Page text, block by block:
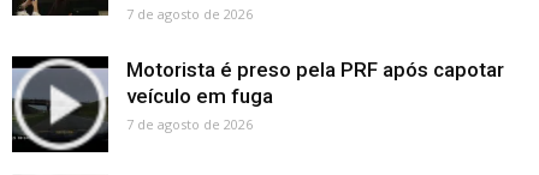
7 de agosto de 2026
Motorista é preso pela PRF após capotar
veículo em fuga
7 de agosto de 2026